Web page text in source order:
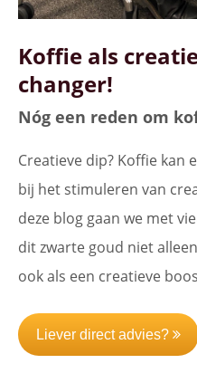
Koffie als
changer!
Nóg een reden om
Creatieve dip? Koffie kan
bij het stimuleren van
deze blog gaan we met
dit zwarte goud niet
ook als een creatieve
Liever direct advies?